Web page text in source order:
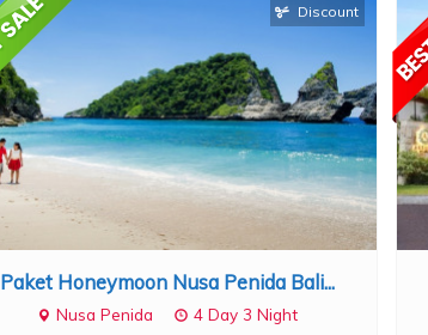
Paket Honeymoon Nusa Penida Bali...
Nusa Penida 4 Day 3 Night
Discount